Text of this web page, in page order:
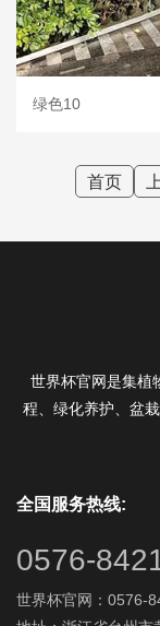
绿色10
首页
世界杯官网是集植
程、绿化养护、盆
全国服务热线:
0576-
世界杯官网：0576-